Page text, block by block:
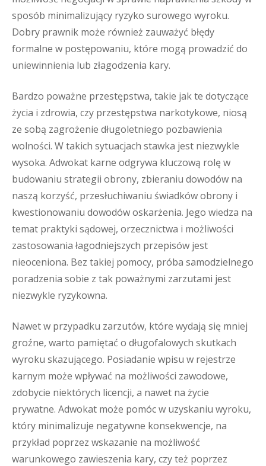
sposób minimalizujący ryzyko surowego wyroku.
Dobry prawnik może również zauważyć błędy
formalne w postępowaniu, które mogą prowadzić do
uniewinnienia lub złagodzenia kary.
Bardzo poważne przestępstwa, takie jak te dotyczące
życia i zdrowia, czy przestępstwa narkotykowe, niosą
ze sobą zagrożenie długoletniego pozbawienia
wolności. W takich sytuacjach stawka jest niezwykle
wysoka. Adwokat karne odgrywa kluczową rolę w
budowaniu strategii obrony, zbieraniu dowodów na
naszą korzyść, przesłuchiwaniu świadków obrony i
kwestionowaniu dowodów oskarżenia. Jego wiedza na
temat praktyki sądowej, orzecznictwa i możliwości
zastosowania łagodniejszych przepisów jest
nieoceniona. Bez takiej pomocy, próba samodzielnego
poradzenia sobie z tak poważnymi zarzutami jest
niezwykle ryzykowna.
Nawet w przypadku zarzutów, które wydają się mniej
groźne, warto pamiętać o długofalowych skutkach
wyroku skazującego. Posiadanie wpisu w rejestrze
karnym może wpływać na możliwości zawodowe,
zdobycie niektórych licencji, a nawet na życie
prywatne. Adwokat może pomóc w uzyskaniu wyroku,
który minimalizuje negatywne konsekwencje, na
przykład poprzez wskazanie na możliwość
warunkowego zawieszenia kary, czy też poprzez